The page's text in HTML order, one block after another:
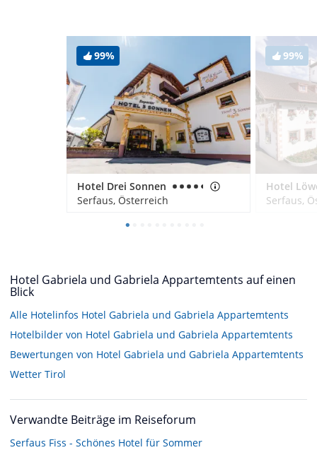
99%
Hotel Drei Sonnen
Serfaus, Österreich
99%
Serfaus,
Hotel Gabriela und Gabriela Appartemtents auf einen
Blick
Alle Hotelinfos Hotel Gabriela und Gabriela Appartemtents
Hotelbilder von Hotel Gabriela und Gabriela Appartemtents
Bewertungen von Hotel Gabriela und Gabriela Appartemtents
Wetter Tirol
Verwandte Beiträge im Reiseforum
Serfaus Fiss - Schönes Hotel für Sommer